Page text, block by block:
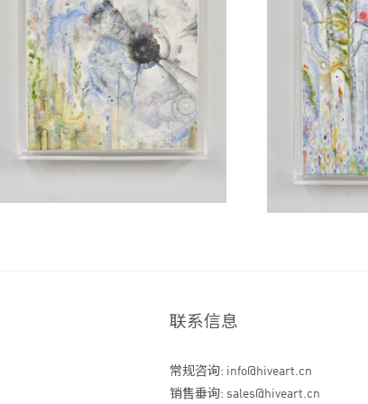
联系信息
常规咨询: info@hiveart.cn
销售垂询: sales@hiveart.cn